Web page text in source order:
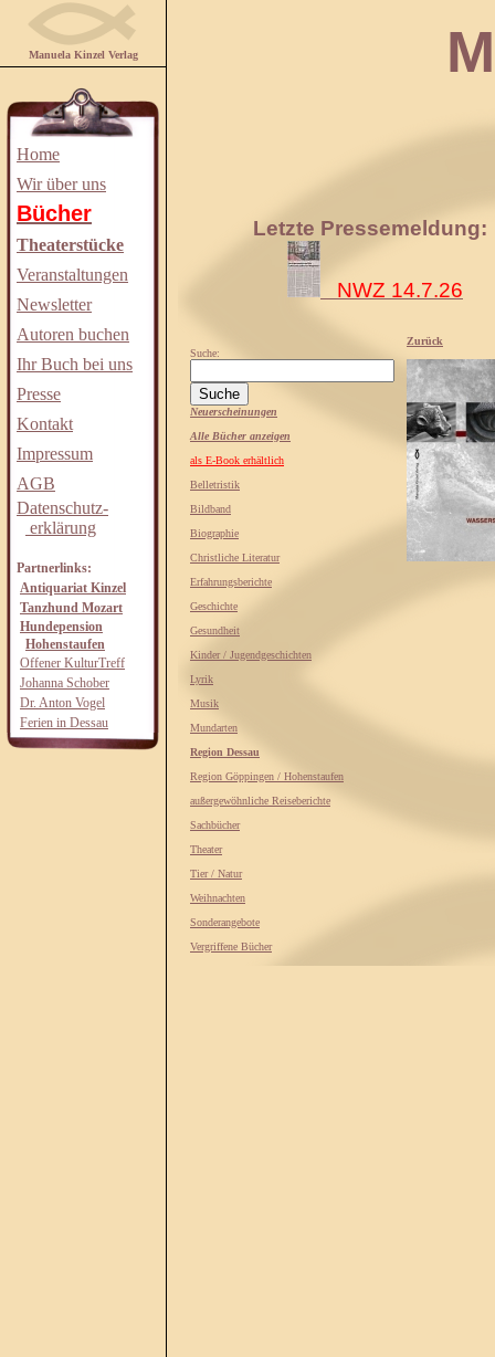
Manuela Kinzel Verlag
Home
Wir über uns
Bücher
Theaterstücke
Veranstaltungen
Newsletter
Autoren buchen
Ihr Buch bei uns
Presse
Kontakt
Impressum
AGB
Datenschutz-
erklärung
Partnerlinks:
Antiquariat Kinzel
Tanzhund Mozart
Hundepension
Hohenstaufen
Offener KulturTreff
Johanna Schober
Dr. Anton Vogel
Ferien in Dessau
Letzte Pressemeldung:
NWZ 14.7.26
Suche:
Neuerscheinungen
Alle Bücher anzeigen
als E-Book erhältlich
Belletristik
Bildband
Biographie
Christliche Literatur
Erfahrungsberichte
Geschichte
Gesundheit
Kinder / Jugendgeschichten
Lyrik
Musik
Mundarten
Region Dessau
Region Göppingen / Hohenstaufen
außergewöhnliche Reiseberichte
Sachbücher
Theater
Tier / Natur
Weihnachten
Sonderangebote
Vergriffene Bücher
Zurück